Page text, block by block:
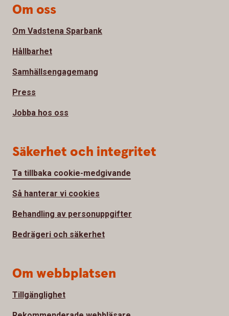
Om oss
Om Vadstena Sparbank
Hållbarhet
Samhällsengagemang
Press
Jobba hos oss
Säkerhet och integritet
Ta tillbaka cookie-medgivande
Så hanterar vi cookies
Behandling av personuppgifter
Bedrägeri och säkerhet
Om webbplatsen
Tillgänglighet